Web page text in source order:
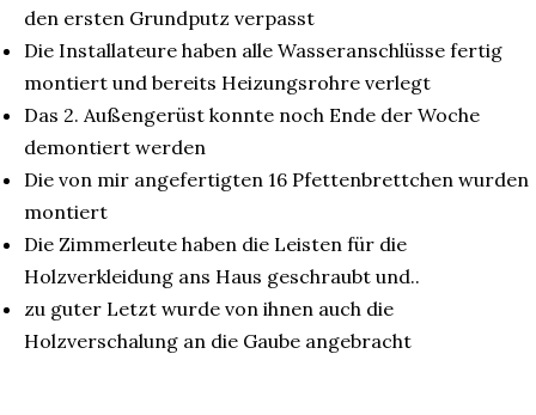
den ersten Grundputz verpasst
Die Installateure haben alle Wasseranschlüsse fertig
montiert und bereits Heizungsrohre verlegt
Das 2. Außengerüst konnte noch Ende der Woche
demontiert werden
Die von mir angefertigten 16 Pfettenbrettchen wurden
montiert
Die Zimmerleute haben die Leisten für die
Holzverkleidung ans Haus geschraubt und..
zu guter Letzt wurde von ihnen auch die
Holzverschalung an die Gaube angebracht